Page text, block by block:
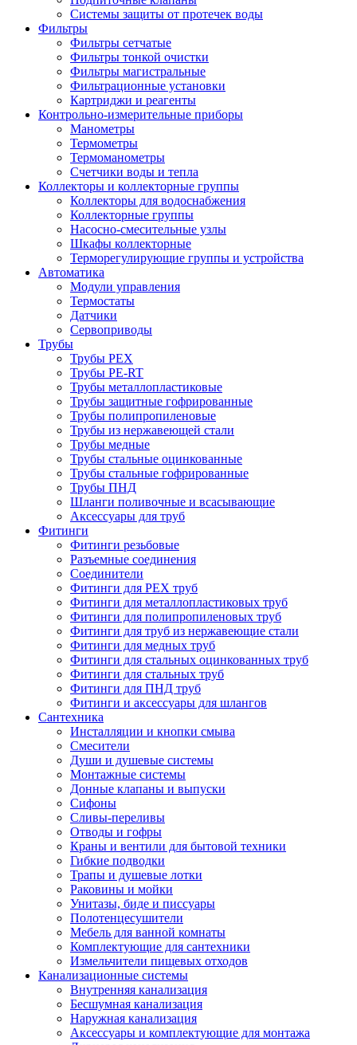
Системы защиты от протечек воды
Фильтры
Фильтры сетчатые
Фильтры тонкой очистки
Фильтры магистральные
Фильтрационные установки
Картриджи и реагенты
Контрольно-измерительные приборы
Манометры
Термометры
Термоманометры
Счетчики воды и тепла
Коллекторы и коллекторные группы
Коллекторы для водоснабжения
Коллекторные группы
Насосно-смесительные узлы
Шкафы коллекторные
Терморегулирующие группы и устройства
Автоматика
Модули управления
Термостаты
Датчики
Сервоприводы
Трубы
Трубы PEX
Трубы PE-RT
Трубы металлопластиковые
Трубы защитные гофрированные
Трубы полипропиленовые
Трубы из нержавеющей стали
Трубы медные
Трубы стальные оцинкованные
Трубы стальные гофрированные
Трубы ПНД
Шланги поливочные и всасывающие
Аксессуары для труб
Фитинги
Фитинги резьбовые
Разъемные соединения
Соединители
Фитинги для PEX труб
Фитинги для металлопластиковых труб
Фитинги для полипропиленовых труб
Фитинги для труб из нержавеющие стали
Фитинги для медных труб
Фитинги для стальных оцинкованных труб
Фитинги для стальных труб
Фитинги для ПНД труб
Фитинги и аксессуары для шлангов
Сантехника
Инсталляции и кнопки смыва
Смесители
Души и душевые системы
Монтажные системы
Донные клапаны и выпуски
Сифоны
Сливы-переливы
Отводы и гофры
Краны и вентили для бытовой техники
Гибкие подводки
Трапы и душевые лотки
Раковины и мойки
Унитазы, биде и писсуары
Полотенцесушители
Мебель для ванной комнаты
Комплектующие для сантехники
Измельчители пищевых отходов
Канализационные системы
Внутренняя канализация
Бесшумная канализация
Наружная канализация
Аксессуары и комплектующие для монтажа